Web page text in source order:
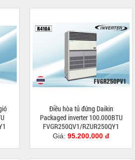
Điều hòa tủ đứng Daikin
Packaged inverter 100.000BTU
FVGR250QV1/RZUR250QY1
Giá: 95.200.000 đ